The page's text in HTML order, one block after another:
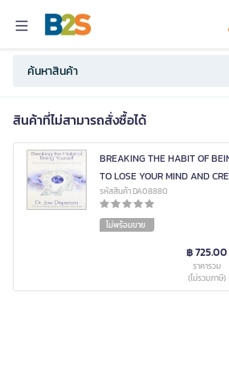
สินค้าที่ไม่สามารถสั่งซื้อได้
BREAKING THE HABIT OF
TO LOSE YOUR MIND AND
รหัสสินค้า DA08880
ไม่พร้อมขาย
฿ 725.00
ราคารวม
(ไม่รวมภาษี)